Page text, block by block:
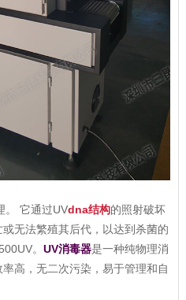
。 它通过UVdna结构的照射破坏
无法繁殖其后代，以达到杀菌的
。 UV消毒器是一种纯物理消
高，无二次污染，易于管理和自